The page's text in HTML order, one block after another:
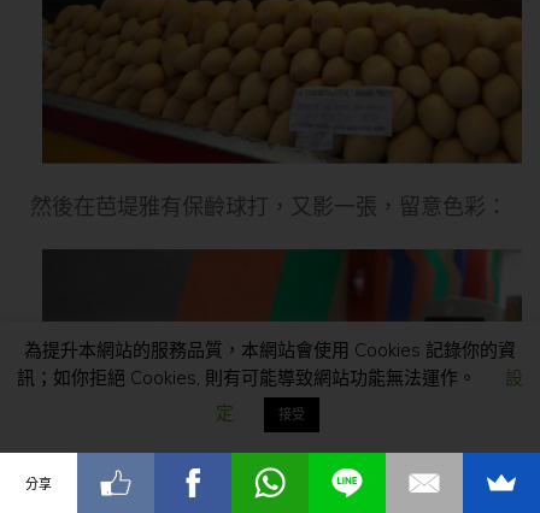
然後在芭堤雅有保齡球打，又影一張，留意色彩：
為提升本網站的服務品質，本網站會使用 Cookies 記錄你的資
訊；如你拒絕 Cookies, 則有可能導致網站功能無法運作。
設
定
接受
分享